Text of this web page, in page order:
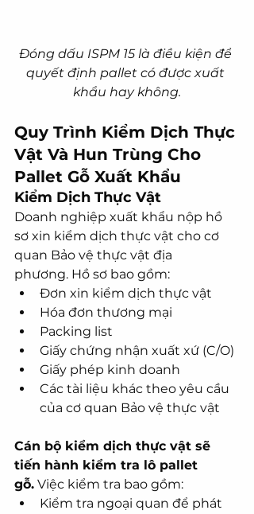
Đóng dấu ISPM 15 là điều kiện để
quyết định pallet có được xuất
khẩu hay không.
Quy Trình Kiểm Dịch Thực
Vật Và Hun Trùng Cho
Pallet Gỗ Xuất Khẩu
Kiểm Dịch Thực Vật
Doanh nghiệp xuất khẩu nộp hồ
sơ xin kiểm dịch thực vật cho cơ
quan Bảo vệ thực vật địa
phương. Hồ sơ bao gồm:
Đơn xin kiểm dịch thực vật
Hóa đơn thương mại
Packing list
Giấy chứng nhận xuất xứ (C/O)
Giấy phép kinh doanh
Các tài liệu khác theo yêu cầu
của cơ quan Bảo vệ thực vật
Cán bộ kiểm dịch thực vật sẽ
tiến hành kiểm tra lô pallet
gỗ. Việc kiểm tra bao gồm:
Kiểm tra ngoại quan để phát